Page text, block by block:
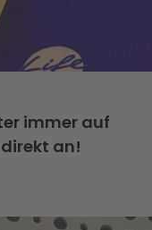
immer auf
an!